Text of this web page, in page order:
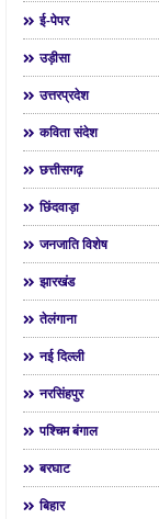
ई-पेपर
उड़ीसा
उत्तरप्रदेश
कविता संदेश
छत्तीसगढ़
छिंदवाड़ा
जनजाति विशेष
झारखंड
तेलंगाना
नई दिल्ली
नरसिंहपुर
पश्चिम बंगाल
बरघाट
बिहार